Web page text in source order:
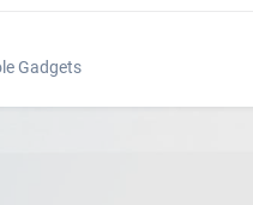
Gadgets